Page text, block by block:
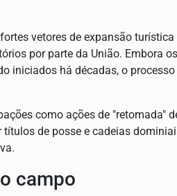
vetores de expansão
por parte da União. Embora
iniciados há décadas, o processo
como ações de "retomada"
de posse e cadeias
campo